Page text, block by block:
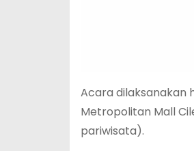
Acara dilaksanakan
Metropolitan Mall
pariwisata).